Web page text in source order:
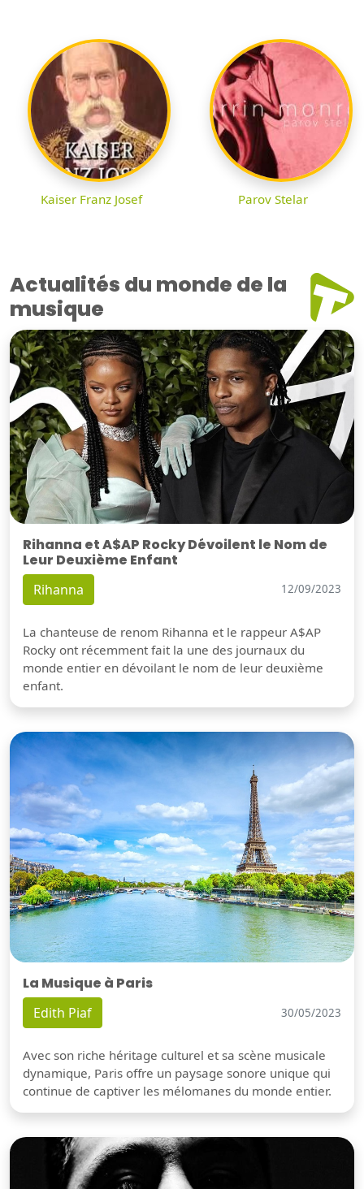
Kaiser Franz Josef Parov Stelar
Actualités du monde de la
musique
Rihanna et A$AP Rocky Dévoilent le Nom de
Leur Deuxième Enfant
Rihanna 12/09/2023
La chanteuse de renom Rihanna et le rappeur A$AP
Rocky ont récemment fait la une des journaux du
monde entier en dévoilant le nom de leur deuxième
enfant.
La Musique à Paris
Edith Piaf 30/05/2023
Avec son riche héritage culturel et sa scène musicale
dynamique, Paris offre un paysage sonore unique qui
continue de captiver les mélomanes du monde entier.